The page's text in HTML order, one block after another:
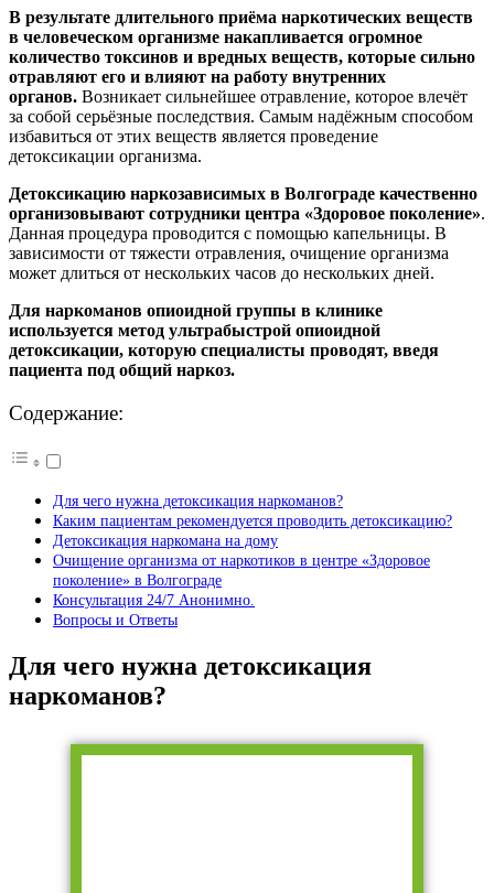
В результате длительного приёма наркотических веществ
в человеческом организме накапливается огромное
количество токсинов и вредных веществ, которые сильно
отравляют его и влияют на работу внутренних
органов. Возникает сильнейшее отравление, которое влечёт
за собой серьёзные последствия. Самым надёжным способом
избавиться от этих веществ является проведение
детоксикации организма.
Детоксикацию наркозависимых в Волгограде качественно
организовывают сотрудники центра «Здоровое поколение».
Данная процедура проводится с помощью капельницы. В
зависимости от тяжести отравления, очищение организма
может длиться от нескольких часов до нескольких дней.
Для наркоманов опиоидной группы в клинике
используется метод ультрабыстрой опиоидной
детоксикации, которую специалисты проводят, введя
пациента под общий наркоз.
Содержание:
Для чего нужна детоксикация наркоманов?
Каким пациентам рекомендуется проводить детоксикацию?
Детоксикация наркомана на дому
Очищение организма от наркотиков в центре «Здоровое
поколение» в Волгограде
Консультация 24/7 Анонимно.
Вопросы и Ответы
Для чего нужна детоксикация
наркоманов?